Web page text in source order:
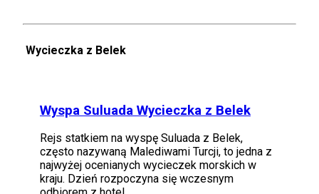
Wycieczka z Belek
Wyspa Suluada Wycieczka z Belek
Rejs statkiem na wyspę Suluada z Belek,
często nazywaną Malediwami Turcji, to jedna z
najwyżej ocenianych wycieczek morskich w
kraju. Dzień rozpoczyna się wczesnym